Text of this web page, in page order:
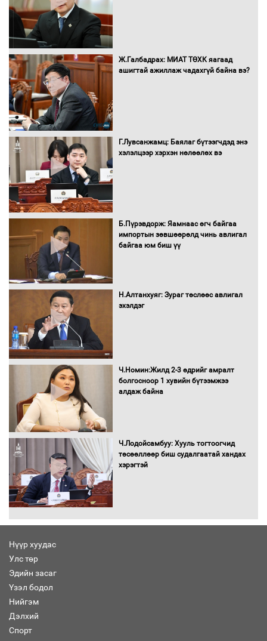
хэлэлцүүлэг боллоо
"ДЦС-3” ТӨХК-ийн нэн шаардлагатай
“Турбингенератор-5”-ын шинэчлэлийн
төсвийг шийдвэрлэхээр болов
оролцлоо
ААН-ийн нуугтмал хөрөнгийг
битүүмжлэнэ
буй асуудлуудыг Засгийн газрын
хуралдаанд танилцуулж,
шийдвэрлүүлнэ
оролцож байгаа баг тамирчдад
амжилт хүслээ
албан татварыг тэглэлээ
Ж.Галбадрах: МИАТ ТӨХК яагаад
ашигтай ажиллаж чадахгүй байна вэ?
Г.Лувсанжамц: Баялаг бүтээгчдэд энэ
хэлэлцээр хэрхэн нөлөөлөх вэ
Б.Пүрэвдорж: Яамнаас өгч байгаа
импортын зөвшөөрөлд чинь авлигал
байгаа юм биш үү
Н.Алтанхуяг: Зураг төслөөс авлигал
эхэлдэг
Ч.Номин:Жилд 2-3 өдрийг амралт
болгосноор 1 хувийн бүтээмжээ
алдаж байна
Ч.Лодойсамбуу: Хууль тогтоогчид
төсөөллөөр биш судалгаатай хандах
хэрэгтэй
Нүүр хуудас
Улс төр
Эдийн засаг
Үзэл бодол
Нийгэм
Дэлхий
Спорт